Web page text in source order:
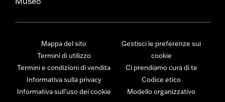
Mappa del sito
Termini di utilizzo
Termini e condizioni di vendita
Informativa sulla privacy
Informativa sull’uso dei cookie
Gestisci le preferenze sui
cookie
Ci prendiamo cura di te
Codice etico
Modello organizzativo